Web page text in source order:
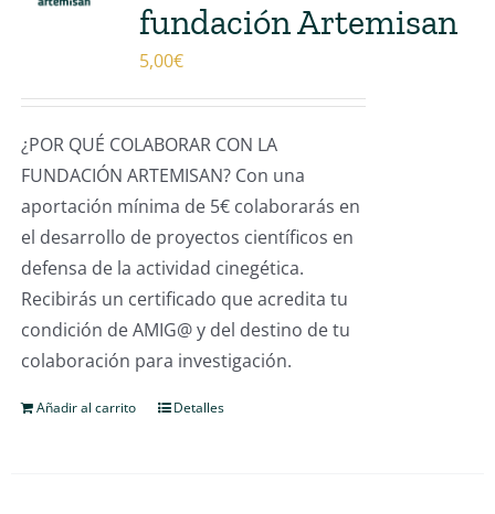
fundación Artemisan
5,00€
¿POR QUÉ COLABORAR CON LA
FUNDACIÓN ARTEMISAN? Con una
aportación mínima de 5€ colaborarás en
el desarrollo de proyectos científicos en
defensa de la actividad cinegética.
Recibirás un certificado que acredita tu
condición de AMIG@ y del destino de tu
colaboración para investigación.
Añadir al carrito Detalles